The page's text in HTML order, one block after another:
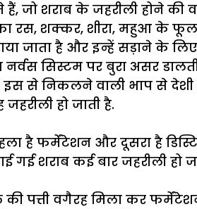
जो शराब के जहरीली होने की
रस, शक्कर, शीरा, महुआ के
जाता है और इन्हें सड़ाने के
नर्वस सिस्टम पर बुरा असर
इस से निकलने वाली भाप से
हो जाती है.
है फर्मेंटेशन और दूसरा है
शराब कई बार जहरीली हो
पत्ती वगैरह मिला कर